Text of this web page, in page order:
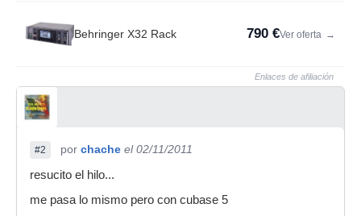
Behringer X32 Rack 790 €Ver oferta →
Enlaces de afiliación
#2 por chache el 02/11/2011
resucito el hilo...
me pasa lo mismo pero con cubase 5